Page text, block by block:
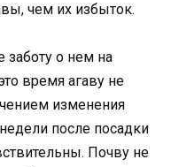
чем их избыток.
заботу о нем на
время агаву не
изменения
после посадки
Почву не